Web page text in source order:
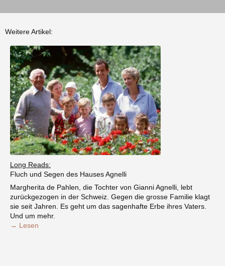
Weitere Artikel:
Long Reads:
Fluch und Segen des Hauses Agnelli
Margherita de Pahlen, die Tochter von Gianni Agnelli, lebt
zurückgezogen in der Schweiz. Gegen die grosse Familie klagt
sie seit Jahren. Es geht um das sagenhafte Erbe ihres Vaters.
Und um mehr.
→ Lesen